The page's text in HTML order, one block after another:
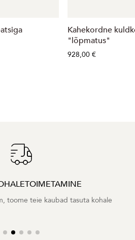
Kahekordne
"lõpmatus"
928,00 €
toome teie kaubad tasuta kohale